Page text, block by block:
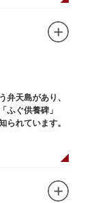
弁天島があり、
ふぐ供養碑」
られています。